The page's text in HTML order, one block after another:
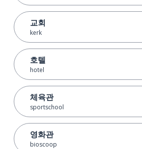
교회
kerk
호텔
hotel
체육관
sportschool
영화관
bioscoop